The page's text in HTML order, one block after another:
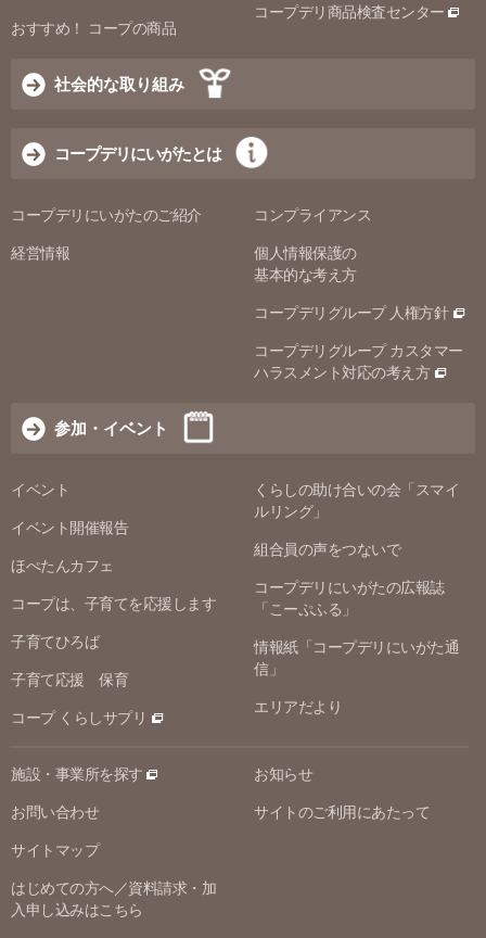
おすすめ！ コープの商品
コープデリ商品検査センター
社会的な取り組み
コープデリにいがたとは
コープデリにいがたのご紹介
経営情報
コンプライアンス
個人情報保護の
基本的な考え方
コープデリグループ 人権方針
コープデリグループ カスタマー
ハラスメント対応の考え方
参加・イベント
イベント
イベント開催報告
ほぺたんカフェ
コープは、子育てを応援します
子育てひろば
子育て応援 保育
コープ くらしサプリ
くらしの助け合いの会「スマイ
ルリング」
組合員の声をつないで
コープデリにいがたの広報誌
「こーぷふる」
情報紙「コープデリにいがた通
信」
エリアだより
施設・事業所を探す
お問い合わせ
サイトマップ
はじめての方へ／資料請求・加
入申し込みはこちら
お知らせ
サイトのご利用にあたって